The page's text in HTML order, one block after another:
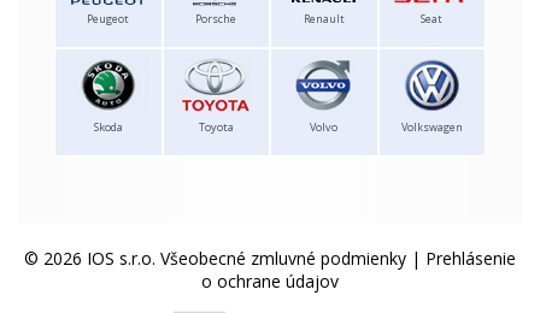
Peugeot Porsche Renault Seat
Skoda Toyota Volvo Volkswagen
© 2026 IOS s.r.o. Všeobecné zmluvné podmienky | Prehlásenie
o ochrane údajov